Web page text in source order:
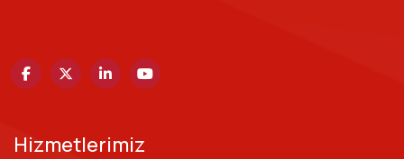
Hizmetlerimiz